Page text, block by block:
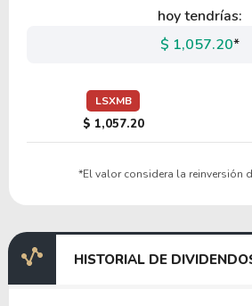
hoy tendrías:
$ 1,057.20*
LSXMB
$ 1,057.20
*El valor considera la reinversión
HISTORIAL DE